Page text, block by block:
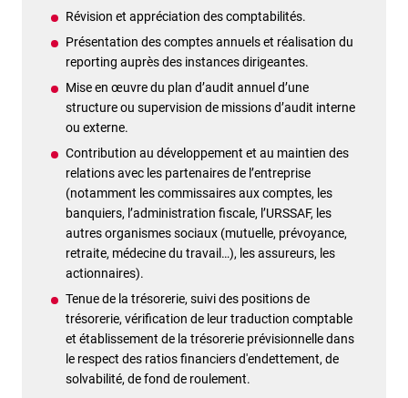
Révision et appréciation des comptabilités.
Présentation des comptes annuels et réalisation du
reporting auprès des instances dirigeantes.
Mise en œuvre du plan d’audit annuel d’une
structure ou supervision de missions d’audit interne
ou externe.
Contribution au développement et au maintien des
relations avec les partenaires de l’entreprise
(notamment les commissaires aux comptes, les
banquiers, l’administration fiscale, l’URSSAF, les
autres organismes sociaux (mutuelle, prévoyance,
retraite, médecine du travail…), les assureurs, les
actionnaires).
Tenue de la trésorerie, suivi des positions de
trésorerie, vérification de leur traduction comptable
et établissement de la trésorerie prévisionnelle dans
le respect des ratios financiers d'endettement, de
solvabilité, de fond de roulement.